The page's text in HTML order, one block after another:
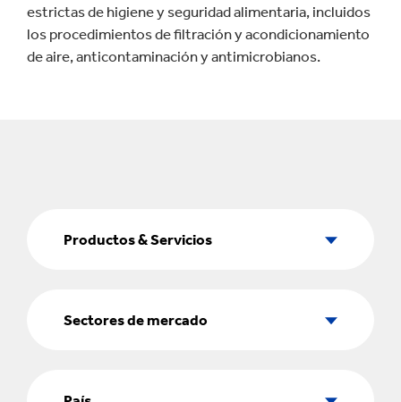
estrictas de higiene y seguridad alimentaria, incluidos
los procedimientos de filtración y acondicionamiento
de aire, anticontaminación y antimicrobianos.
Productos & Servicios
Sectores de mercado